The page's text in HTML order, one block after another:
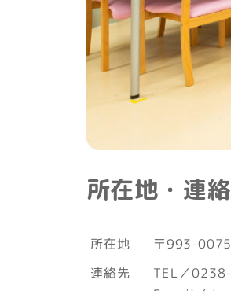
所在地・連
所在地 〒993-
連絡先 TEL／